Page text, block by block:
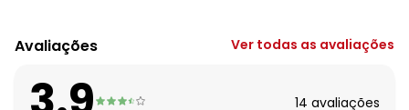
Modelagem: Solto
Comprimento da manga: Curta
Complemento: Franzido; recorte central nas costas
Avaliações Ver todas as avaliações
14 avaliações